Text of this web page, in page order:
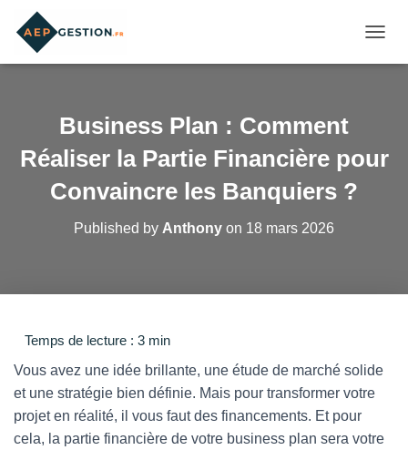
Business Plan : Comment
Réaliser la Partie Financière pour
Convaincre les Banquiers ?
Published by Anthony on 18 mars 2026
Vous avez une idée brillante, une étude de marché solide
et une stratégie bien définie. Mais pour transformer votre
projet en réalité, il vous faut des financements. Et pour
cela, la partie financière de votre business plan sera votre